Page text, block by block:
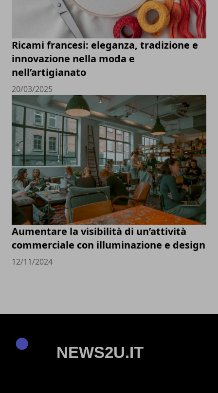
Ricami francesi: eleganza, tradizione e
innovazione nella moda e
nell’artigianato
20/03/2025
Aumentare la visibilità di un’attività
commerciale con illuminazione e design
12/11/2024